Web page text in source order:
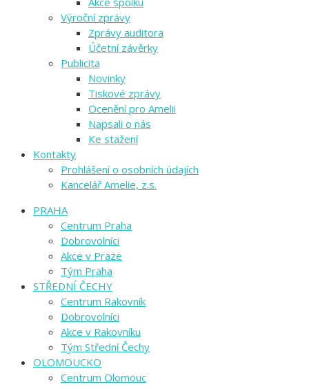
Výroční zprávy
Zprávy auditora
Účetní závěrky
Publicita
Novinky
Tiskové zprávy
Ocenění pro Amelii
Napsali o nás
Ke stažení
Kontakty
Prohlášení o osobních údajích
Kancelář Amelie, z.s.
PRAHA
Centrum Praha
Dobrovolníci
Akce v Praze
Tým Praha
STŘEDNÍ ČECHY
Centrum Rakovník
Dobrovolníci
Akce v Rakovníku
Tým Střední Čechy
OLOMOUCKO
Centrum Olomouc